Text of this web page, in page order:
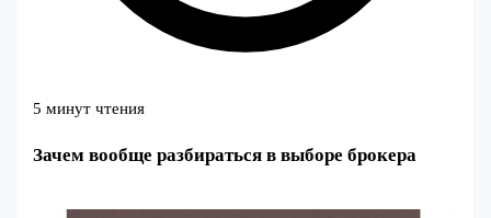
5 минут чтения
Зачем вообще разбираться в выборе брокера